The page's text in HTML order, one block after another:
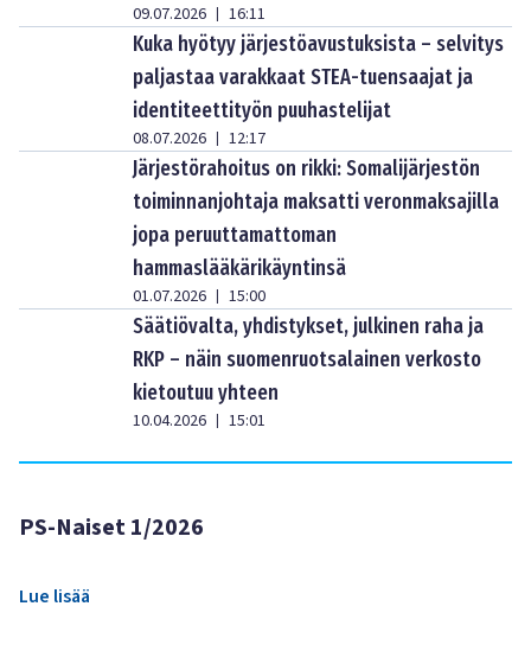
09.07.2026 | 16:11
Kuka hyötyy järjestöavustuksista – selvitys
paljastaa varakkaat STEA-tuensaajat ja
identiteettityön puuhastelijat
08.07.2026 | 12:17
Järjestörahoitus on rikki: Somalijärjestön
toiminnanjohtaja maksatti veronmaksajilla
jopa peruuttamattoman
hammaslääkärikäyntinsä
01.07.2026 | 15:00
Säätiövalta, yhdistykset, julkinen raha ja
RKP – näin suomenruotsalainen verkosto
kietoutuu yhteen
10.04.2026 | 15:01
PS-Naiset 1/2026
Lue lisää